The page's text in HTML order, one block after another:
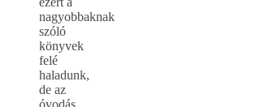
nagyobbaknak
szóló
könyvek
felé
haladunk,
de az